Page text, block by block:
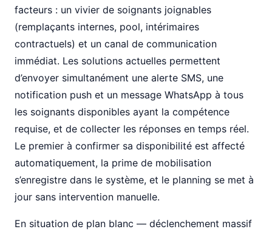
facteurs : un vivier de soignants joignables
(remplaçants internes, pool, intérimaires
contractuels) et un canal de communication
immédiat. Les solutions actuelles permettent
d’envoyer simultanément une alerte SMS, une
notification push et un message WhatsApp à tous
les soignants disponibles ayant la compétence
requise, et de collecter les réponses en temps réel.
Le premier à confirmer sa disponibilité est affecté
automatiquement, la prime de mobilisation
s’enregistre dans le système, et le planning se met à
jour sans intervention manuelle.
En situation de plan blanc — déclenchement massif